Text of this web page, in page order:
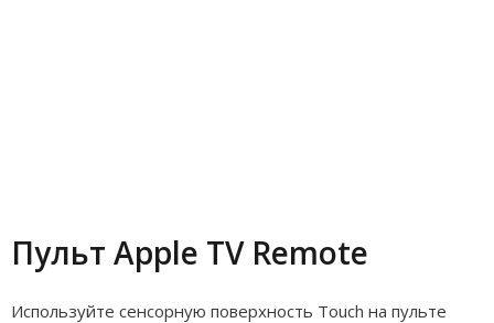
Пульт Apple TV Remote
Используйте сенсорную поверхность Touch на пульте